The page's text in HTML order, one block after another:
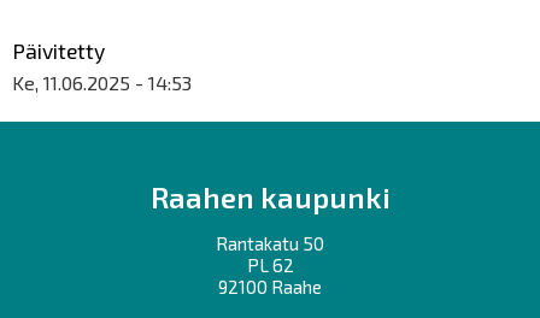
Päivitetty
Ke, 11.06.2025 - 14:53
Raahen kaupunki
Rantakatu 50
PL 62
92100 Raahe